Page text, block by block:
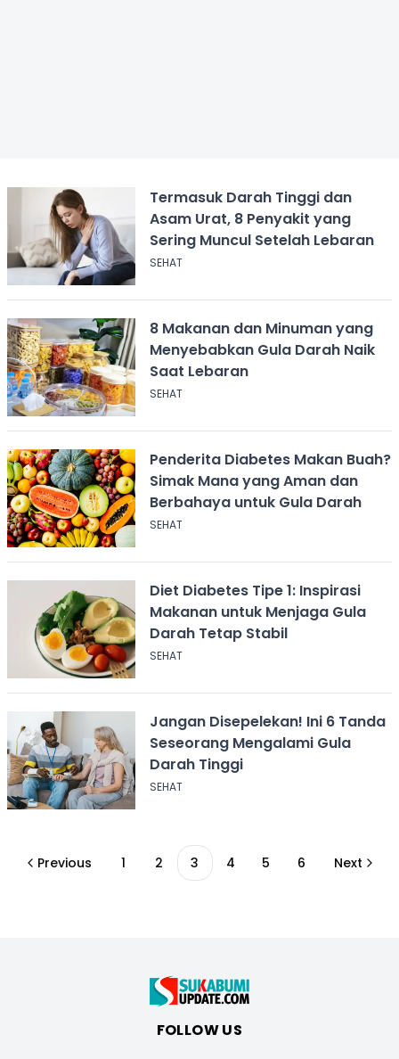
Termasuk Darah Tinggi dan
Asam Urat, 8 Penyakit yang
Sering Muncul Setelah Lebaran
SEHAT
8 Makanan dan Minuman yang
Menyebabkan Gula Darah Naik
Saat Lebaran
SEHAT
Penderita Diabetes Makan Buah?
Simak Mana yang Aman dan
Berbahaya untuk Gula Darah
SEHAT
Diet Diabetes Tipe 1: Inspirasi
Makanan untuk Menjaga Gula
Darah Tetap Stabil
SEHAT
Jangan Disepelekan! Ini 6 Tanda
Seseorang Mengalami Gula
Darah Tinggi
SEHAT
Previous 1 2 3 4 5 6 Next
FOLLOW US